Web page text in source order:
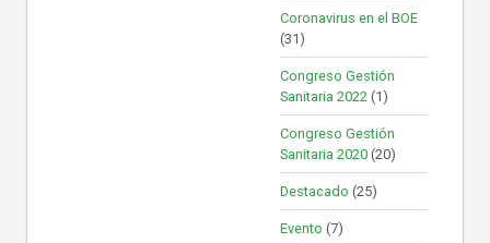
Coronavirus en el BOE
(31)
Congreso Gestión
Sanitaria 2022 (1)
Congreso Gestión
Sanitaria 2020 (20)
Destacado (25)
Evento (7)